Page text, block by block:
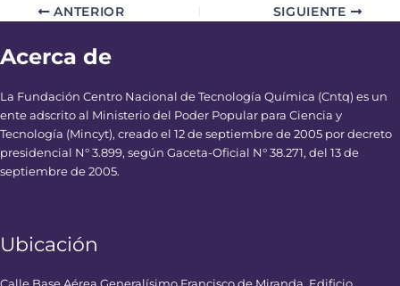
ANTERIOR SIGUIENTE
Acerca de
La Fundación Centro Nacional de Tecnología Química (Cntq) es un
ente adscrito al Ministerio del Poder Popular para Ciencia y
Tecnología (Mincyt), creado el 12 de septiembre de 2005 por decreto
presidencial N° 3.899, según Gaceta-Oficial N° 38.271, del 13 de
septiembre de 2005.
Ubicación